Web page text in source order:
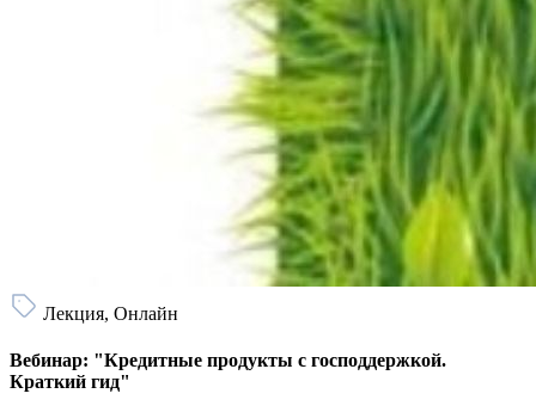
Лекция, Онлайн
Вебинар: "Кредитные продукты с господдержкой.
Краткий гид"